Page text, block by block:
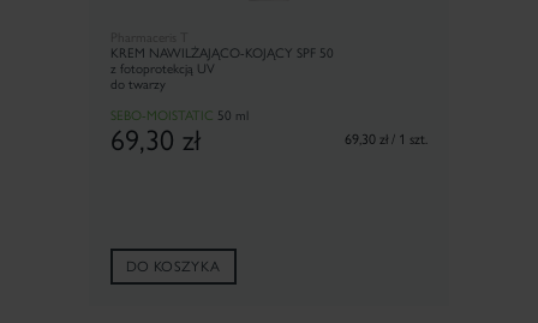
KREM NAWILŻAJĄCO-KOJĄCY SPF 50
z fotoprotekcją UV
do twarzy
SEBO-MOISTATIC 50 ml
69,30 zł 69,30 zł / 1 szt.
DO KOSZYKA